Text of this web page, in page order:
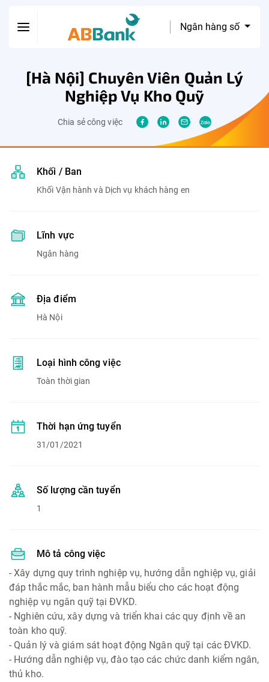
Ngân hàng số
[Hà Nội] Chuyên Viên Quản Lý
Nghiệp Vụ Kho Quỹ
Chia sẻ công việc
Khối / Ban
Khối Vận hành và Dịch vụ khách hàng en
Lĩnh vực
Ngân hàng
Địa điểm
Hà Nội
Loại hình công việc
Toàn thời gian
Thời hạn ứng tuyển
31/01/2021
Số lượng cần tuyển
1
Mô tả công việc
- Xây dựng quy trình nghiệp vụ, hướng dẫn nghiệp vụ, giải
đáp thắc mắc, ban hành mẫu biểu cho các hoạt động
nghiệp vụ ngân quỹ tại ĐVKD.
- Nghiên cứu, xây dựng và triển khai các quy định về an
toàn kho quỹ.
- Quản lý và giám sát hoạt động Ngân quỹ tại các ĐVKD.
- Hướng dẫn nghiệp vụ, đào tạo các chức danh kiểm ngân,
thủ kho.